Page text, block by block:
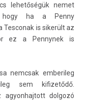
lehetőségük nemet
hogy ha a Penny
Tesconak is sikerült az
ez a Pennynek is
nemcsak emberileg
sem kifizetődő.
agyonhajtott dolgozó